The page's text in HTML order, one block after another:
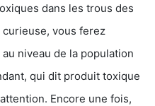
dans les trous des
vous ferez
niveau de la population
qui dit produit toxique
Encore une fois,